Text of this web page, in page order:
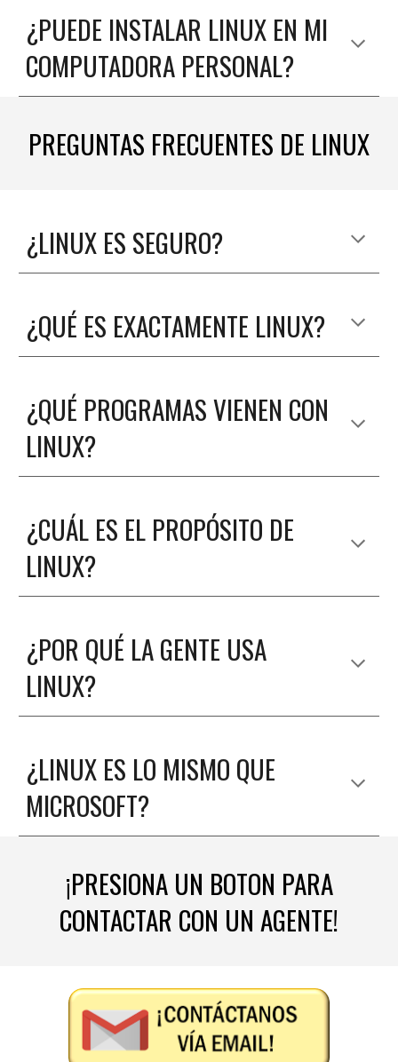
¿PUEDE INSTALAR LINUX EN MI
COMPUTADORA PERSONAL?
PREGUNTAS FRECUENTES DE LINUX
¿LINUX ES SEGURO?
¿QUÉ ES EXACTAMENTE LINUX?
¿QUÉ PROGRAMAS VIENEN CON
LINUX?
¿CUÁL ES EL PROPÓSITO DE
LINUX?
¿POR QUÉ LA GENTE USA
LINUX?
¿LINUX ES LO MISMO QUE
MICROSOFT?
¡PRESIONA UN BOTON PARA
CONTACTAR CON UN AGENTE!